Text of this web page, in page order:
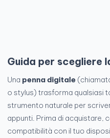
Guida per scegliere
Una penna digitale
o stylus) trasforma qualsiasi
strumento naturale per
appunti. Prima di acquistare,
compatibilità con il tuo